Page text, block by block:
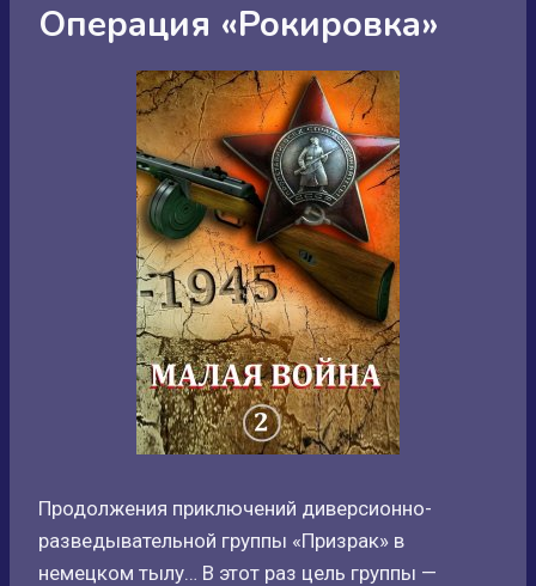
Операция «Рокировка»
Продолжения приключений диверсионно-
разведывательной группы «Призрак» в
немецком тылу… В этот раз цель группы —